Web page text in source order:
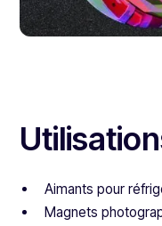
Aimants pour
Magnets